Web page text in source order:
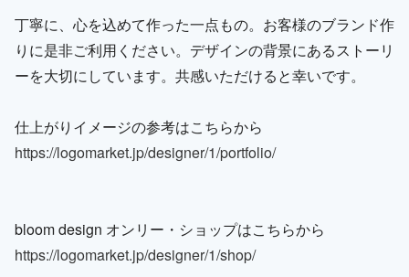
丁寧に、心を込めて作った一点もの。お客様のブランド作
りに是非ご利用ください。デザインの背景にあるストーリ
ーを大切にしています。共感いただけると幸いです。
仕上がりイメージの参考はこちらから
https://logomarket.jp/designer/1/portfolio/
bloom design オンリー・ショップはこちらから
https://logomarket.jp/designer/1/shop/